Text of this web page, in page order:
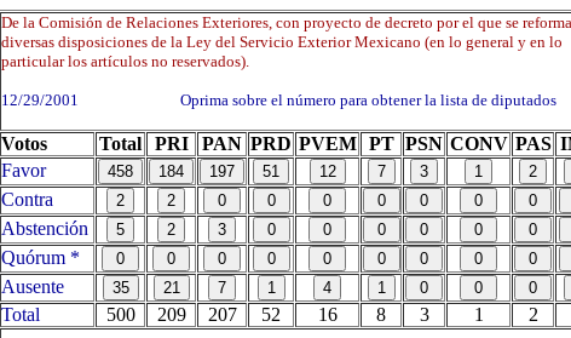
De la Comisión de Relaciones Exteriores, con proyecto de decreto por el que se
diversas disposiciones de la Ley del Servicio Exterior Mexicano (en lo general y en lo
particular los artículos no reservados).
12/29/2001 Oprima sobre el número para obtener la lista de diputados
Votos Total PRI PAN PRD PVEM PT PSN CONV PAS
Favor
Contra
Abstención
Quórum *
Ausente
Total
500 209 207 52 16 8 3 1 2